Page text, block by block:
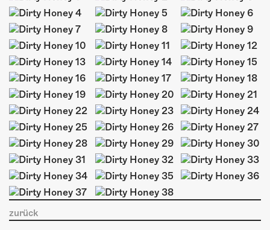
FOTOGALERIE
PHOTOMAT
INFOS
KONTAKT
ÜBER UNS
GÖNNEREI
SHOP
MITMACHEN
zurück